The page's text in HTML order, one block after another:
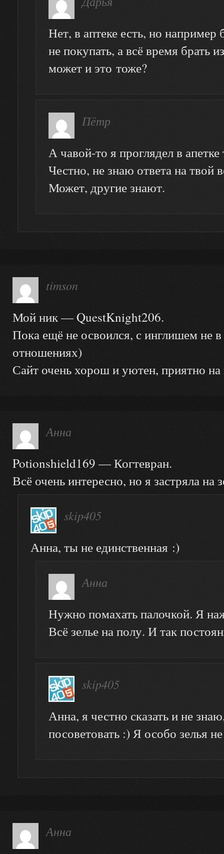
Нет, в аптеке есть, но например
не покупать, а всё время брать
может и это тоже?
Пётр
А чавой-то я проглядел в
Честно, не знаю ответа на твой
Может, другие знают.
timson
Мой ник — QuestKnight206.
Пока ещё не освоился, с инглишем не в
отношениях)
Сайт очень хорош и уютен, приятно на
Анна
Potionshield169 — Когтевран.
Всё очень интересно, но я застряла на
skip405
Анна, ты не единственная :)
Анна
Нужно помахать палочкой. Я
Всё зелье на полу. И так
skip405
Анна, я честно сказать и не
посоветовать :) Я особо зелья
Анна